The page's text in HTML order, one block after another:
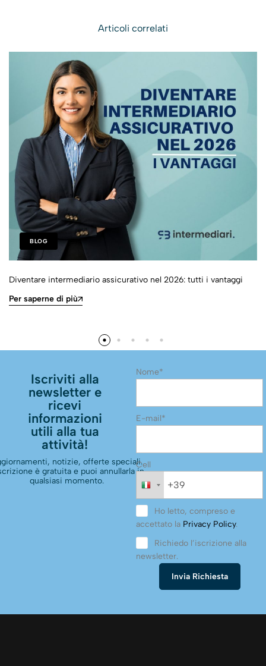
Articoli correlati
BLOG
Diventare intermediario assicurativo nel 2026: tutti i vantaggi
Per saperne di più
Iscriviti alla
newsletter e
ricevi
informazioni
utili alla tua
attività!
notizie, offerte speciali.
è gratuita e puoi annullarla in
qualsiasi momento.
Nome*
E-mail*
Cell
Ho letto, compreso e
accettato la Privacy Policy.
Richiedo l’iscrizione alla
newsletter.